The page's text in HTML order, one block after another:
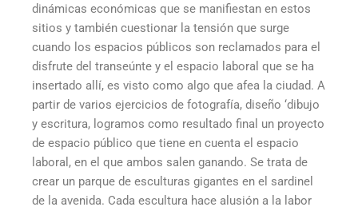
dinámicas económicas que se manifiestan en estos
sitios y también cuestionar la tensión que surge
cuando los espacios públicos son reclamados para el
disfrute del transeúnte y el espacio laboral que se ha
insertado allí, es visto como algo que afea la ciudad. A
partir de varios ejercicios de fotografía, diseño ‘dibujo
y escritura, logramos como resultado final un proyecto
de espacio público que tiene en cuenta el espacio
laboral, en el que ambos salen ganando. Se trata de
crear un parque de esculturas gigantes en el sardinel
de la avenida. Cada escultura hace alusión a la labor